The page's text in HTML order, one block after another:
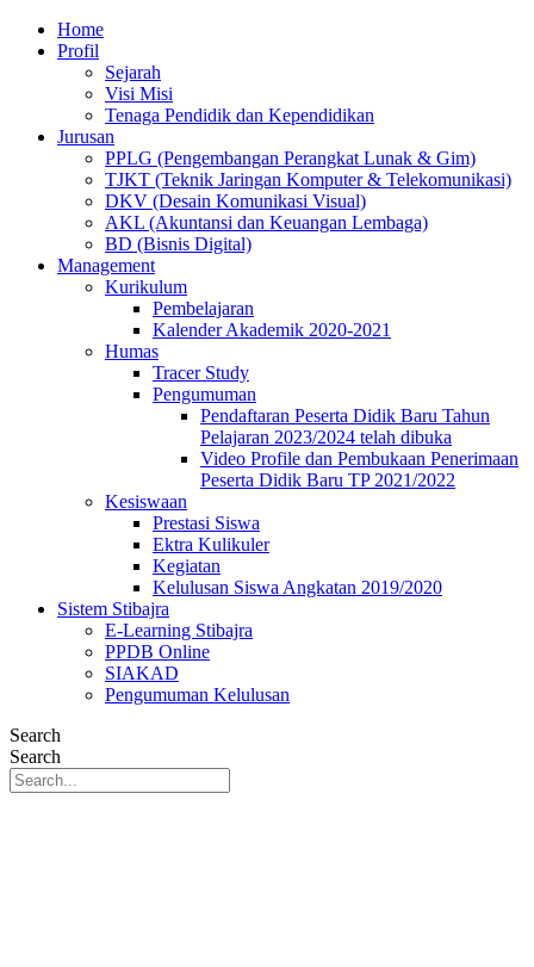
Home
Profil
Sejarah
Visi Misi
Tenaga Pendidik dan Kependidikan
Jurusan
PPLG (Pengembangan Perangkat Lunak & Gim)
TJKT (Teknik Jaringan Komputer & Telekomunikasi)
DKV (Desain Komunikasi Visual)
AKL (Akuntansi dan Keuangan Lembaga)
BD (Bisnis Digital)
Management
Kurikulum
Pembelajaran
Kalender Akademik 2020-2021
Humas
Tracer Study
Pengumuman
Pendaftaran Peserta Didik Baru Tahun
Pelajaran 2023/2024 telah dibuka
Video Profile dan Pembukaan Penerimaan
Peserta Didik Baru TP 2021/2022
Kesiswaan
Prestasi Siswa
Ektra Kulikuler
Kegiatan
Kelulusan Siswa Angkatan 2019/2020
Sistem Stibajra
E-Learning Stibajra
PPDB Online
SIAKAD
Pengumuman Kelulusan
Search
Search